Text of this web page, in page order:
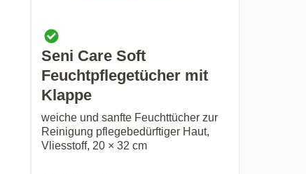
Seni Care Soft
Feuchtpflegetücher mit
Klappe
weiche und sanfte Feuchttücher zur
Reinigung pflegebedürftiger Haut,
Vliesstoff, 20 × 32 cm